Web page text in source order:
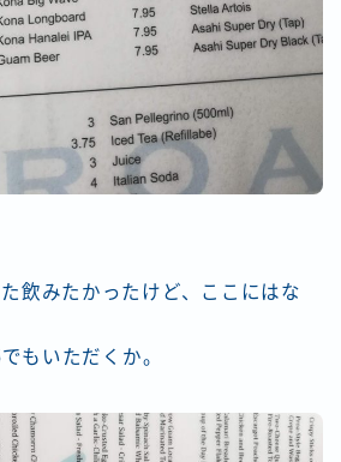
飲みたかったけど、ここにはな
もいただくか。